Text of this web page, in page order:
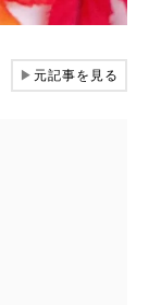
▶元記事を見る